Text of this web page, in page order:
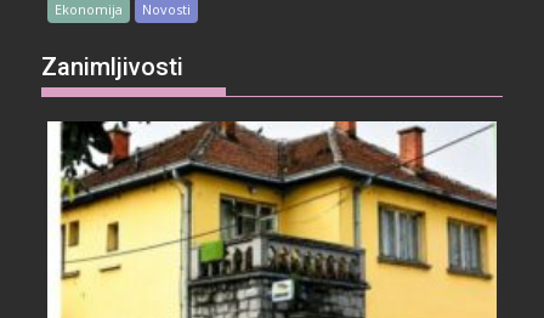
Ekonomija Novosti
Zanimljivosti